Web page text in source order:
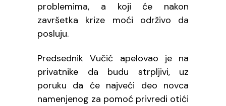
problemima, a koji će nakon
završetka krize moći održivo da
posluju.
Predsednik Vučić apelovao je na
privatnike da budu strpljivi, uz
poruku da će najveći deo novca
namenjenog za pomoć privredi otići